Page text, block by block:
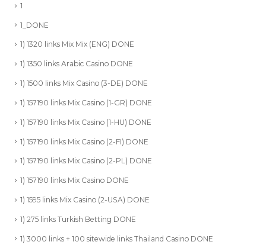
1
1_DONE
1) 1320 links Mix Mix (ENG) DONE
1) 1350 links Arabic Casino DONE
1) 1500 links Mix Casino (3-DE) DONE
1) 157190 links Mix Casino (1-GR) DONE
1) 157190 links Mix Casino (1-HU) DONE
1) 157190 links Mix Casino (2-FI) DONE
1) 157190 links Mix Casino (2-PL) DONE
1) 157190 links Mix Casino DONE
1) 1595 links Mix Casino (2-USA) DONE
1) 275 links Turkish Betting DONE
1) 3000 links + 100 sitewide links Thailand Casino DONE